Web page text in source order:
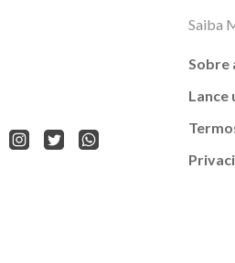
Saiba
Sobre
Lance